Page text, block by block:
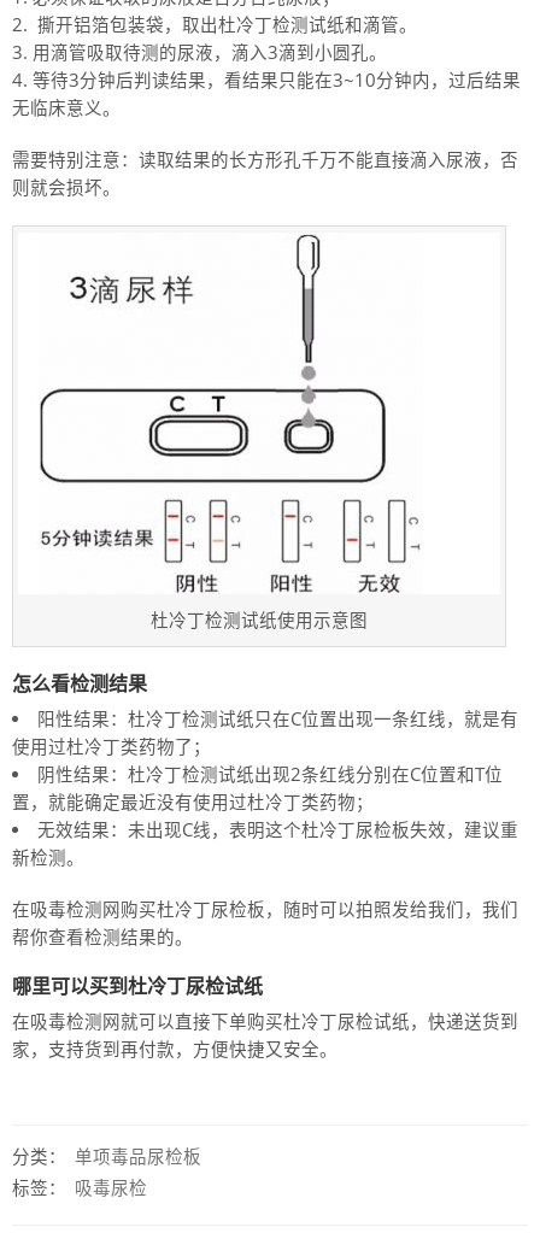
撕开铝箔包装袋，取出杜冷丁检测试纸和滴管。
用滴管吸取待测的尿液，滴入3滴到小圆孔。
等待3分钟后判读结果，看结果只能在3~10分钟内，过后结果
无临床意义。
需要特别注意：读取结果的长方形孔千万不能直接滴入尿液，否
则就会损坏。
杜冷丁检测试纸使用示意图
怎么看检测结果
阳性结果：杜冷丁检测试纸只在C位置出现一条红线，就是有
使用过杜冷丁类药物了；
阴性结果：杜冷丁检测试纸出现2条红线分别在C位置和T位
置，就能确定最近没有使用过杜冷丁类药物；
无效结果：未出现C线，表明这个杜冷丁尿检板失效，建议重
新检测。
在吸毒检测网购买杜冷丁尿检板，随时可以拍照发给我们，我们
帮你查看检测结果的。
哪里可以买到杜冷丁尿检试纸
在吸毒检测网就可以直接下单购买杜冷丁尿检试纸，快递送货到
家，支持货到再付款，方便快捷又安全。
分类：
单项毒品尿检板
标签：
吸毒尿检